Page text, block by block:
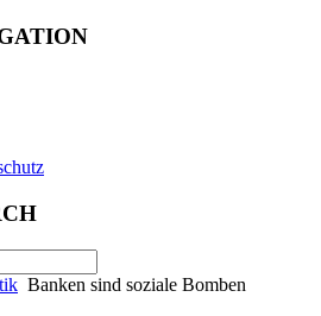
Banken sind soziale Bomben